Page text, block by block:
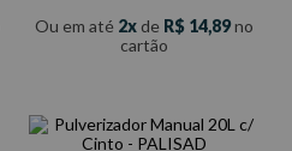
Ou em até 2 de R$ 14,89no
cartão